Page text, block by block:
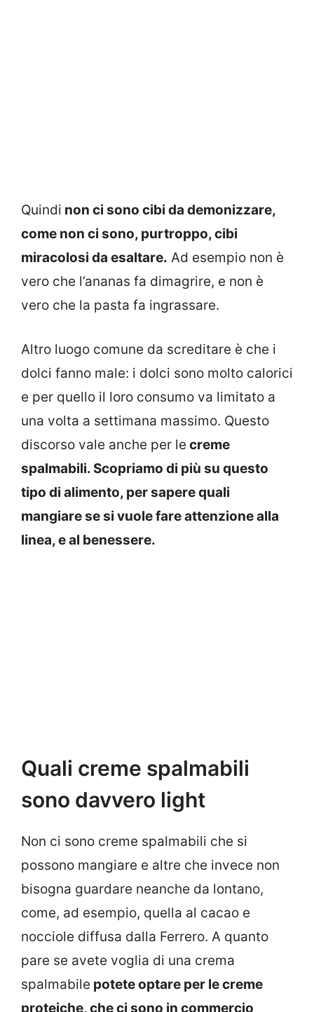
Quindi non ci sono cibi da demonizzare,
come non ci sono, purtroppo, cibi
miracolosi da esaltare. Ad esempio non è
vero che l’ananas fa dimagrire, e non è
vero che la pasta fa ingrassare.
Altro luogo comune da screditare è che i
dolci fanno male: i dolci sono molto calorici
e per quello il loro consumo va limitato a
una volta a settimana massimo. Questo
discorso vale anche per le creme
spalmabili. Scopriamo di più su questo
tipo di alimento, per sapere quali
mangiare se si vuole fare attenzione alla
linea, e al benessere.
Quali creme spalmabili
sono davvero light
Non ci sono creme spalmabili che si
possono mangiare e altre che invece non
bisogna guardare neanche da lontano,
come, ad esempio, quella al cacao e
nocciole diffusa dalla Ferrero. A quanto
pare se avete voglia di una crema
spalmabile potete optare per le creme
proteiche, che ci sono in commercio